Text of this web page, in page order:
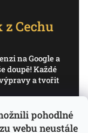
pohodlné
webu neustále
z Cechu
na Google a
doupě! Každé
a tvořit